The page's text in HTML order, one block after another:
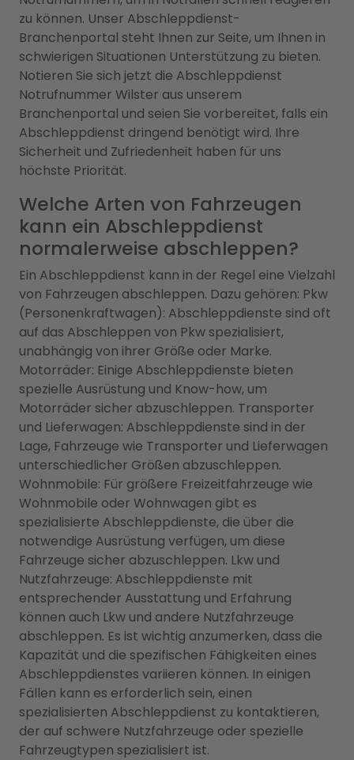
zu können. Unser Abschleppdienst-
Branchenportal steht Ihnen zur Seite, um Ihnen in
schwierigen Situationen Unterstützung zu bieten.
Notieren Sie sich jetzt die Abschleppdienst
Notrufnummer Wilster aus unserem
Branchenportal und seien Sie vorbereitet, falls ein
Abschleppdienst dringend benötigt wird. Ihre
Sicherheit und Zufriedenheit haben für uns
höchste Priorität.
Welche Arten von Fahrzeugen
kann ein Abschleppdienst
normalerweise abschleppen?
Ein Abschleppdienst kann in der Regel eine Vielzahl
von Fahrzeugen abschleppen. Dazu gehören: Pkw
(Personenkraftwagen): Abschleppdienste sind oft
auf das Abschleppen von Pkw spezialisiert,
unabhängig von ihrer Größe oder Marke.
Motorräder: Einige Abschleppdienste bieten
spezielle Ausrüstung und Know-how, um
Motorräder sicher abzuschleppen. Transporter
und Lieferwagen: Abschleppdienste sind in der
Lage, Fahrzeuge wie Transporter und Lieferwagen
unterschiedlicher Größen abzuschleppen.
Wohnmobile: Für größere Freizeitfahrzeuge wie
Wohnmobile oder Wohnwagen gibt es
spezialisierte Abschleppdienste, die über die
notwendige Ausrüstung verfügen, um diese
Fahrzeuge sicher abzuschleppen. Lkw und
Nutzfahrzeuge: Abschleppdienste mit
entsprechender Ausstattung und Erfahrung
können auch Lkw und andere Nutzfahrzeuge
abschleppen. Es ist wichtig anzumerken, dass die
Kapazität und die spezifischen Fähigkeiten eines
Abschleppdienstes variieren können. In einigen
Fällen kann es erforderlich sein, einen
spezialisierten Abschleppdienst zu kontaktieren,
der auf schwere Nutzfahrzeuge oder spezielle
Fahrzeugtypen spezialisiert ist.